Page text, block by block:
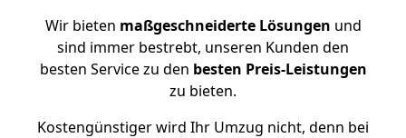
Wir bieten maßgeschneiderte Lösungen und
sind immer bestrebt, unseren Kunden den
besten Service zu den besten Preis-Leistungen
zu bieten.
Kostengünstiger wird Ihr Umzug nicht, denn bei